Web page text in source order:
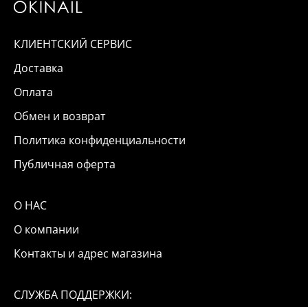
КЛИЕНТСКИЙ СЕРВИС
Доставка
Оплата
Обмен и возврат
Политика конфиденциальности
Публичная оферта
О НАС
О компании
Контакты и адрес магазина
СЛУЖБА ПОДДЕРЖКИ: